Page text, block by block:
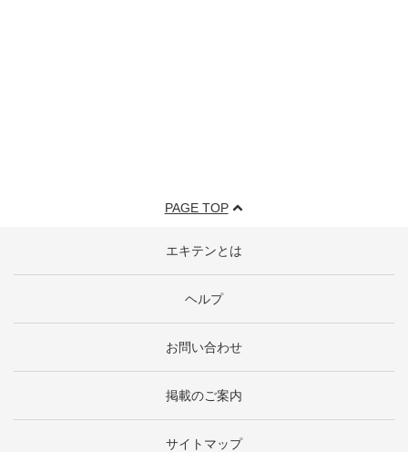
PAGE TOP
エキテンとは
ヘルプ
お問い合わせ
掲載のご案内
サイトマップ